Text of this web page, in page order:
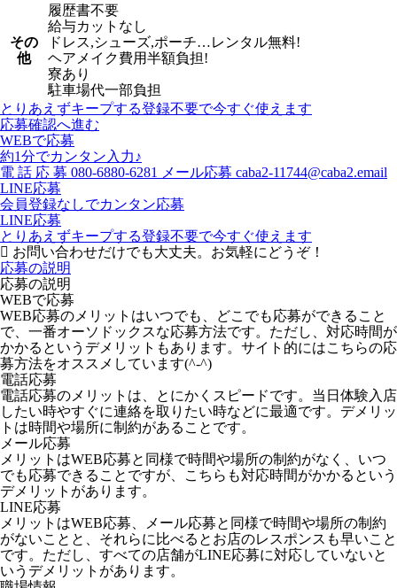
その
他
履歴書不要
給与カットなし
ドレス,シューズ,ポーチ…レンタル無料!
ヘアメイク費用半額負担!
寮あり
駐車場代一部負担
とりあえずキープする登録不要で今すぐ使えます
応募確認へ進む
WEBで応募
約1分でカンタン入力♪
電 話 応 募 080-6880-6281 メール応募 caba2-11744@caba2.email
LINE応募
会員登録なしでカンタン応募
LINE応募
とりあえずキープする登録不要で今すぐ使えます
お問い合わせだけでも大丈夫。お気軽にどうぞ！
応募の説明
応募の説明
WEBで応募
WEB応募のメリットはいつでも、どこでも応募ができること
で、一番オーソドックスな応募方法です。ただし、対応時間が
かかるというデメリットもあります。サイト的にはこちらの応
募方法をオススメしています(^-^)
電話応募
電話応募のメリットは、とにかくスピードです。当日体験入店
したい時やすぐに連絡を取りたい時などに最適です。デメリッ
トは時間や場所に制約があることです。
メール応募
メリットはWEB応募と同様で時間や場所の制約がなく、いつ
でも応募できることですが、こちらも対応時間がかかるという
デメリットがあります。
LINE応募
メリットはWEB応募、メール応募と同様で時間や場所の制約
がないことと、それらに比べるとお店のレスポンスも早いこと
です。ただし、すべての店舗がLINE応募に対応していないと
いうデメリットがあります。